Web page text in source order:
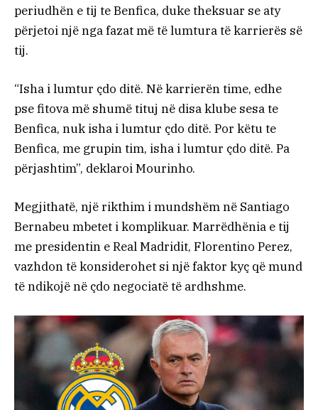
periudhën e tij te Benfica, duke theksuar se aty
përjetoi një nga fazat më të lumtura të karrierës së
tij.
“Isha i lumtur çdo ditë. Në karrierën time, edhe
pse fitova më shumë tituj në disa klube sesa te
Benfica, nuk isha i lumtur çdo ditë. Por këtu te
Benfica, me grupin tim, isha i lumtur çdo ditë. Pa
përjashtim”, deklaroi Mourinho.
Megjithatë, një rikthim i mundshëm në Santiago
Bernabeu mbetet i komplikuar. Marrëdhënia e tij
me presidentin e Real Madridit, Florentino Perez,
vazhdon të konsiderohet si një faktor kyç që mund
të ndikojë në çdo negociatë të ardhshme.